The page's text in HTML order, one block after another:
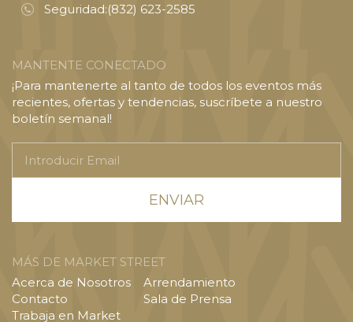
Seguridad:(832) 623-2585
MANTENTE CONECTADO
¡Para mantenerte al tanto de todos los eventos más
recientes, ofertas y tendencias, suscríbete a nuestro
boletín semanal!
Email
MÁS DE MARKET STREET
Acerca de Nosotros
Contacto
Trabaja en Market
Arrendamiento
Sala de Prensa